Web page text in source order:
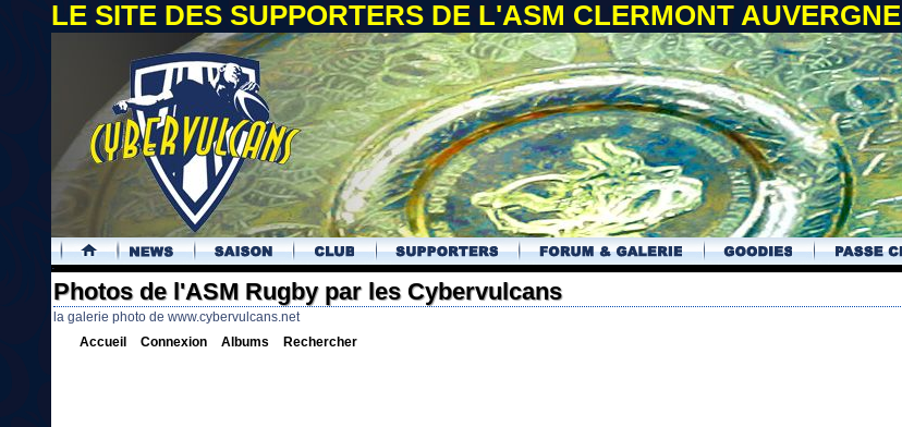
LE SITE DES SUPPORTERS DE L'ASM CLERMONT AUVERGNE
.
Photos de l'ASM Rugby par les Cybervulcans
la galerie photo de www.cybervulcans.net
Accueil Connexion Albums Rechercher